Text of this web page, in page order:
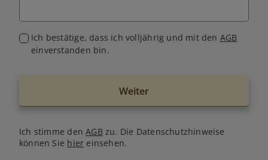
Ich bestätige, dass ich volljährig und mit den AGB
einverstanden bin.
Weiter
Ich stimme denAGB zu. Die Datenschutzhinweise
können Sie hier einsehen.